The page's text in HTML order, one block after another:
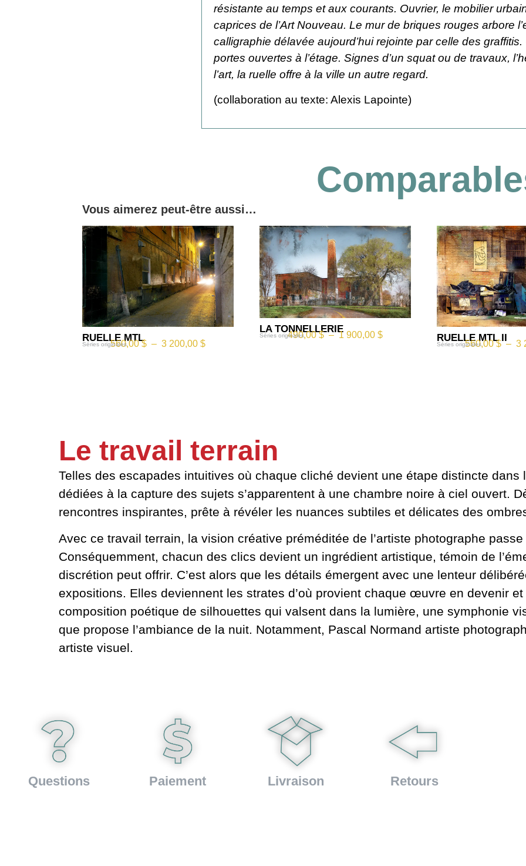
résistante au temps et aux courants. Ouvrier, le mobilier
caprices de l’Art Nouveau. Le mur de briques rouges arbore
calligraphie délavée aujourd’hui rejointe par celle des
portes ouvertes à l’étage. Signes d’un squat ou de travaux,
l’art, la ruelle offre à la ville un autre regard.
(collaboration au texte: Alexis Lapointe​)
Vous aimerez peut-être aussi…
RUELLE MTL
560,00$ – 3 200,00 $
Séries originales
LA TONNELLERIE
490,00$ – 1 900,00$
Séries originales RUELLE MTL II
560,00$ – 3
Séries originales
Le travail terrain
Telles des escapades intuitives où chaque cliché devient une étape distincte
dédiées à la capture des sujets s’apparentent à une chambre noire à ciel ouvert.
rencontres inspirantes, prête à révéler les nuances subtiles et délicates des
Avec ce travail terrain, la vision créative préméditée de l’artiste photographe
Conséquemment, chacun des clics devient un ingrédient artistique, témoin de
discrétion peut offrir. C’est alors que les détails émergent avec une lenteur
expositions. Elles deviennent les strates d’où provient chaque œuvre en devenir
composition poétique de silhouettes qui valsent dans la lumière, une symphonie
que propose l’ambiance de la nuit. Notamment, Pascal Normand artiste
artiste visuel.
Questions Paiement Livraison Retours